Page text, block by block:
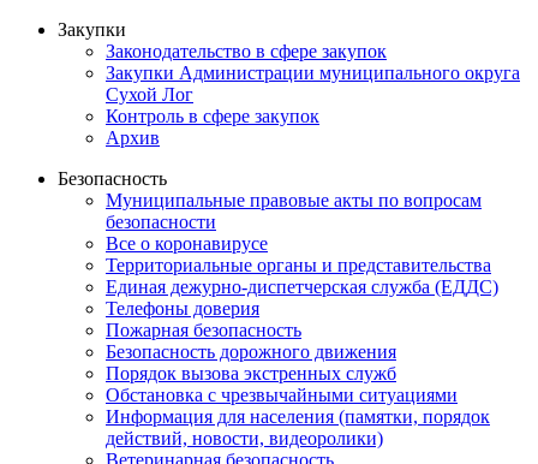
Закупки
Законодательство в сфере закупок
Закупки Администрации муниципального округа
Сухой Лог
Контроль в сфере закупок
Архив
Безопасность
Муниципальные правовые акты по вопросам
безопасности
Все о коронавирусе
Территориальные органы и представительства
Единая дежурно-диспетчерская служба (ЕДДС)
Телефоны доверия
Пожарная безопасность
Безопасность дорожного движения
Порядок вызова экстренных служб
Обстановка с чрезвычайными ситуациями
Информация для населения (памятки, порядок
действий, новости, видеоролики)
Ветеринарная безопасность